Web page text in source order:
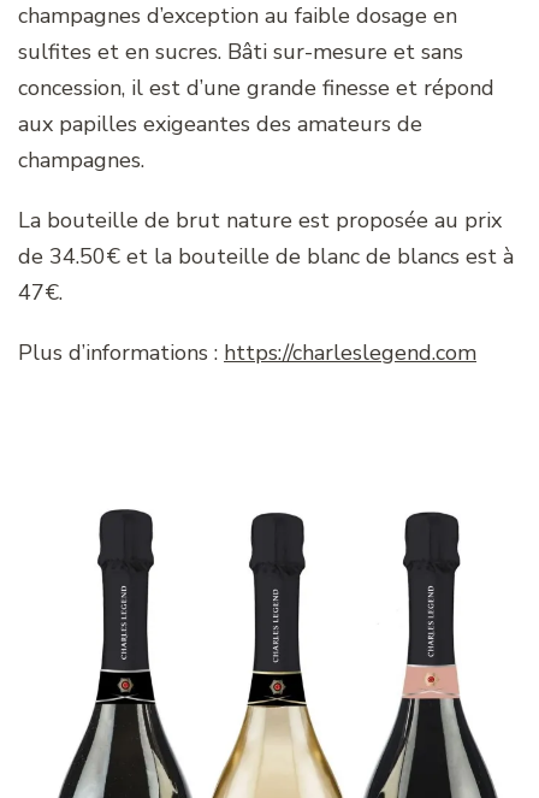
champagnes d’exception au faible dosage en
sulfites et en sucres. Bâti sur-mesure et sans
concession, il est d’une grande finesse et répond
aux papilles exigeantes des amateurs de
champagnes.
La bouteille de brut nature est proposée au prix
de 34.50€ et la bouteille de blanc de blancs est à
47€.
Plus d’informations : https://charleslegend.com